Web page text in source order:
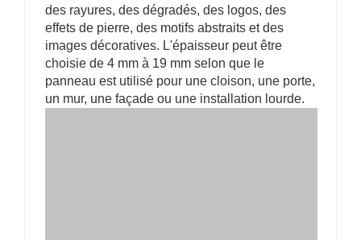
des rayures, des dégradés, des logos, des
effets de pierre, des motifs abstraits et des
images décoratives. L'épaisseur peut être
choisie de 4 mm à 19 mm selon que le
panneau est utilisé pour une cloison, une porte,
un mur, une façade ou une installation lourde.